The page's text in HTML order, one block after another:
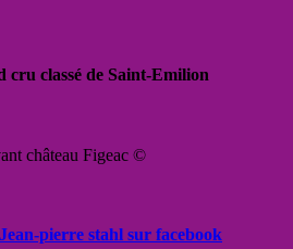
cru classé de Saint-Emilion
château Figeac ©
pierre stahl sur facebook